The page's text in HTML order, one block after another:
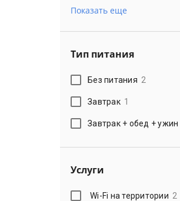
Показать еще
Тип питания
Без питания 2
Завтрак 1
Завтрак + обед + ужин
Услуги
Wi-Fi на территории 2